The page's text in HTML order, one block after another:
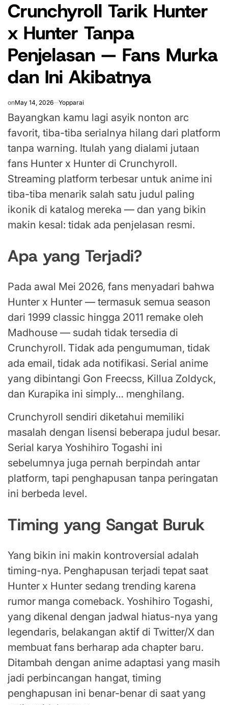
IN
Crunchyroll Tarik Hunter
x Hunter Tanpa
Penjelasan — Fans Murka
dan Ini Akibatnya
onMay 14, 2026 Yopparai
Bayangkan kamu lagi asyik nonton arc
favorit, tiba-tiba serialnya hilang dari platform
tanpa warning. Itulah yang dialami jutaan
fans Hunter x Hunter di Crunchyroll.
Streaming platform terbesar untuk anime ini
tiba-tiba menarik salah satu judul paling
ikonik di katalog mereka — dan yang bikin
makin kesal: tidak ada penjelasan resmi.
Apa yang Terjadi?
Pada awal Mei 2026, fans menyadari bahwa
Hunter x Hunter — termasuk semua season
dari 1999 classic hingga 2011 remake oleh
Madhouse — sudah tidak tersedia di
Crunchyroll. Tidak ada pengumuman, tidak
ada email, tidak ada notifikasi. Serial anime
yang dibintangi Gon Freecss, Killua Zoldyck,
dan Kurapika ini simply… menghilang.
Crunchyroll sendiri diketahui memiliki
masalah dengan lisensi beberapa judul besar.
Serial karya Yoshihiro Togashi ini
sebelumnya juga pernah berpindah antar
platform, tapi penghapusan tanpa peringatan
ini berbeda level.
Timing yang Sangat Buruk
Yang bikin ini makin kontroversial adalah
timing-nya. Penghapusan terjadi tepat saat
Hunter x Hunter sedang trending karena
rumor manga comeback. Yoshihiro Togashi,
yang dikenal dengan jadwal hiatus-nya yang
legendaris, belakangan aktif di Twitter/X dan
membuat fans berharap ada chapter baru.
Ditambah dengan anime adaptasi yang masih
jadi perbincangan hangat, timing
penghapusan ini benar-benar di saat yang